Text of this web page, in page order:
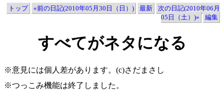
トップ «前の日記(2010年05月30日（日）) 最新
次の日記(2010年06月
05日（土）)»
編集
すべてがネタになる
※意見には個人差があります。(c)さだまさし
※つっこみ機能は終了しました。